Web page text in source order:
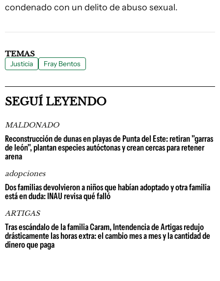
condenado con un delito de abuso sexual.
TEMAS
Justicia Fray Bentos
SEGUÍ LEYENDO
MALDONADO
Reconstrucción de dunas en playas de Punta del Este: retiran "garras
de león", plantan especies autóctonas y crean cercas para retener
arena
adopciones
Dos familias devolvieron a niños que habían adoptado y otra familia
está en duda: INAU revisa qué falló
ARTIGAS
Tras escándalo de la familia Caram, Intendencia de Artigas redujo
drásticamente las horas extra: el cambio mes a mes y la cantidad de
dinero que paga